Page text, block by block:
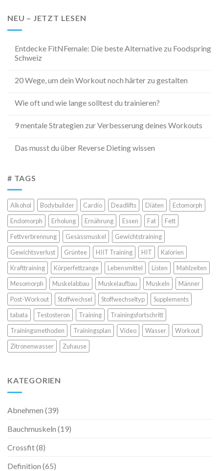
NEU – JETZT LESEN
Entdecke FitNFemale: Die beste Alternative zu Foodspring
Schweiz
20 Wege, um dein Workout noch härter zu gestalten
Wie oft und wie lange solltest du trainieren?
9 mentale Strategien zur Verbesserung deines Workouts
Das musst du über Reverse Dieting wissen
# TAGS
Alkohol Bodybuilder Cardio Deadlifts Diäten
Ectomorph
Endomorph
Erholung Ernährung Essen Fat
Fett
Fettverbrennung
Gesässmuskel
Gewichtstraining
Gewichtsverlust
Grüntee HIIT Training HIT
Kalorien
Krafttraining
Körperfettzange Lebensmittel Listen
Mahlzeiten
Mesomorph
Muskelabbau Muskelaufbau Muskeln
Männer
Post-Workout
Stoffwechsel Stoffwechseltyp
Supplements
tabata
Testosteron Training
Trainingsfortschritt
Trainingsmethoden
Trainingsplan Video Wasser
Workout
Zitronenwasser
Zuhause
KATEGORIEN
Abnehmen (39)
Bauchmuskeln (19)
Crossfit(8)
Definition (65)